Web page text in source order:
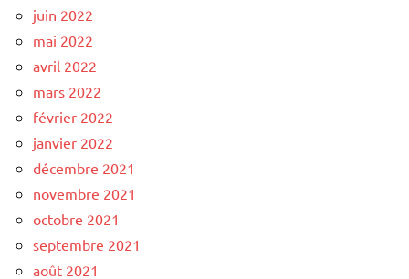
juin 2022
mai 2022
avril 2022
mars 2022
février 2022
janvier 2022
décembre 2021
novembre 2021
octobre 2021
septembre 2021
août 2021